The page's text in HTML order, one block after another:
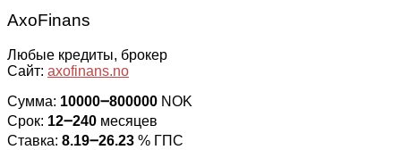
AxoFinans
Любые кредиты, брокер
Сайт: axofinans.no
Сумма: 10000౼800000 NOK
Срок: 12౼240 месяцев
Ставка: 8.19౼26.23 % ГПС